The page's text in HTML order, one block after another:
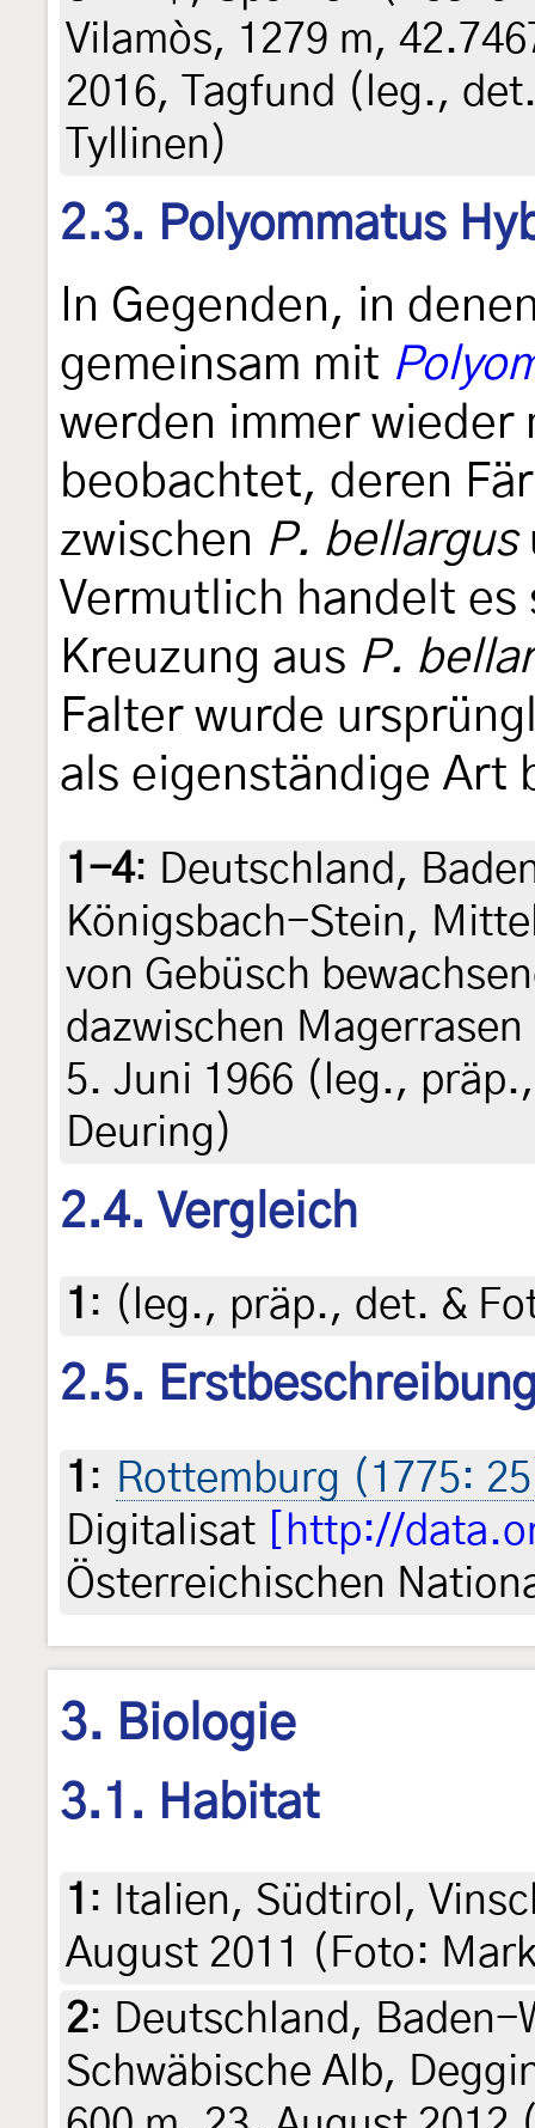
Vilamòs, 1279 m,
2016, Tagfund (leg.,
Tyllinen)
2.3. Polyommatus
In Gegenden, in
gemeinsam mit
werden immer wieder
beobachtet, deren
zwischen P. bellargus
Vermutlich handelt es
Kreuzung aus P.
Falter wurde
als eigenständige Art
1-4: Deutschland,
Königsbach-Stein,
von Gebüsch
dazwischen
5. Juni 1966 (leg.,
Deuring)
2.4. Vergleich
1 : (leg., präp., det. &
2.5.
1 : Rottemburg (1775:
Digitalisat
[http://
Österreichischen
3. Biologie
3.1. Habitat
1 :
Italien, Südtirol,
August 2011 (Foto:
2: Deutschland, Baden-
Schwäbische Alb,